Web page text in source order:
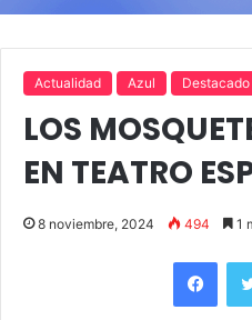
Actualidad Azul Destacado
LOS
EN TEATRO
8 noviembre, 2024 494 1